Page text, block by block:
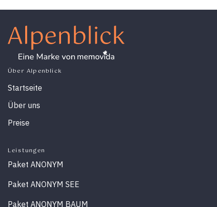
Über Alpenblick
Startseite
Über uns
Preise
Leistungen
Paket ANONYM
Paket ANONYM SEE
Paket ANONYM BAUM